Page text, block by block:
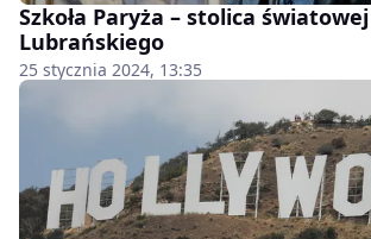
Szkoła Paryża – stolica
Lubrańskiego
25 stycznia 2024, 13:35